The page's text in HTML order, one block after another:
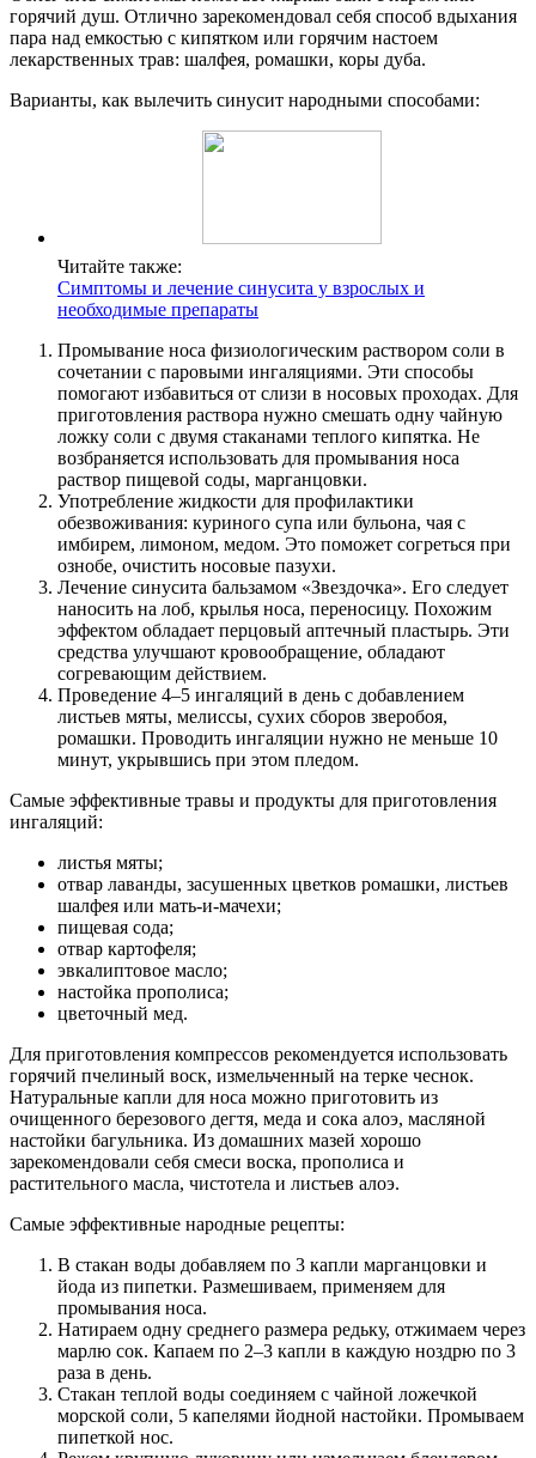
горячий душ. Отлично зарекомендовал себя способ вдыхания
пара над емкостью с кипятком или горячим настоем
лекарственных трав: шалфея, ромашки, коры дуба.
Варианты, как вылечить синусит народными способами:
Читайте также:
Симптомы и лечение синусита у взрослых и
необходимые препараты
Промывание носа физиологическим раствором соли в
сочетании с паровыми ингаляциями. Эти способы
помогают избавиться от слизи в носовых проходах. Для
приготовления раствора нужно смешать одну чайную
ложку соли с двумя стаканами теплого кипятка. Не
возбраняется использовать для промывания носа
раствор пищевой соды, марганцовки.
Употребление жидкости для профилактики
обезвоживания: куриного супа или бульона, чая с
имбирем, лимоном, медом. Это поможет согреться при
ознобе, очистить носовые пазухи.
Лечение синусита бальзамом «Звездочка». Его следует
наносить на лоб, крылья носа, переносицу. Похожим
эффектом обладает перцовый аптечный пластырь. Эти
средства улучшают кровообращение, обладают
согревающим действием.
Проведение 4–5 ингаляций в день с добавлением
листьев мяты, мелиссы, сухих сборов зверобоя,
ромашки. Проводить ингаляции нужно не меньше 10
минут, укрывшись при этом пледом.
Самые эффективные травы и продукты для приготовления
ингаляций:
листья мяты;
отвар лаванды, засушенных цветков ромашки, листьев
шалфея или мать-и-мачехи;
пищевая сода;
отвар картофеля;
эвкалиптовое масло;
настойка прополиса;
цветочный мед.
Для приготовления компрессов рекомендуется использовать
горячий пчелиный воск, измельченный на терке чеснок.
Натуральные капли для носа можно приготовить из
очищенного березового дегтя, меда и сока алоэ, масляной
настойки багульника. Из домашних мазей хорошо
зарекомендовали себя смеси воска, прополиса и
растительного масла, чистотела и листьев алоэ.
Самые эффективные народные рецепты:
В стакан воды добавляем по 3 капли марганцовки и
йода из пипетки. Размешиваем, применяем для
промывания носа.
Натираем одну среднего размера редьку, отжимаем через
марлю сок. Капаем по 2–3 капли в каждую ноздрю по 3
раза в день.
Стакан теплой воды соединяем с чайной ложечкой
морской соли, 5 капелями йодной настойки. Промываем
пипеткой нос.